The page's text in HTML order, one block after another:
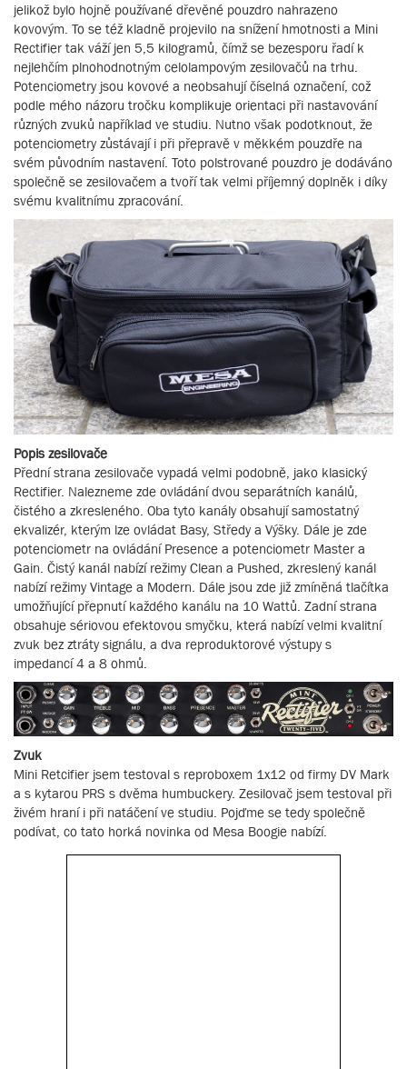
jelikož bylo hojně používané dřevěné pouzdro nahrazeno
kovovým. To se též kladně projevilo na snížení hmotnosti a Mini
Rectifier tak váží jen 5,5 kilogramů, čímž se bezesporu řadí k
nejlehčím plnohodnotným celolampovým zesilovačů na trhu.
Potenciometry jsou kovové a neobsahují číselná označení, což
podle mého názoru tročku komplikuje orientaci při nastavování
různých zvuků například ve studiu. Nutno však podotknout, že
potenciometry zůstávají i při přepravě v měkkém pouzdře na
svém původním nastavení. Toto polstrované pouzdro je dodáváno
společně se zesilovačem a tvoří tak velmi příjemný doplněk i díky
svému kvalitnímu zpracování.
Popis zesilovače
Přední strana zesilovače vypadá velmi podobně, jako klasický
Rectifier. Nalezneme zde ovládání dvou separátních kanálů,
čistého a zkresleného. Oba tyto kanály obsahují samostatný
ekvalizér, kterým lze ovládat Basy, Středy a Výšky. Dále je zde
potenciometr na ovládání Presence a potenciometr Master a
Gain. Čistý kanál nabízí režimy Clean a Pushed, zkreslený kanál
nabízí režimy Vintage a Modern. Dále jsou zde již zmíněná tlačítka
umožňující přepnutí každého kanálu na 10 Wattů. Zadní strana
obsahuje sériovou efektovou smyčku, která nabízí velmi kvalitní
zvuk bez ztráty signálu, a dva reproduktorové výstupy s
impedancí 4 a 8 ohmů.
Zvuk
Mini Retcifier jsem testoval s reproboxem 1x12 od firmy DV Mark
a s kytarou PRS s dvěma humbuckery. Zesilovač jsem testoval při
živém hraní i při natáčení ve studiu. Pojďme se tedy společně
podívat, co tato horká novinka od Mesa Boogie nabízí.